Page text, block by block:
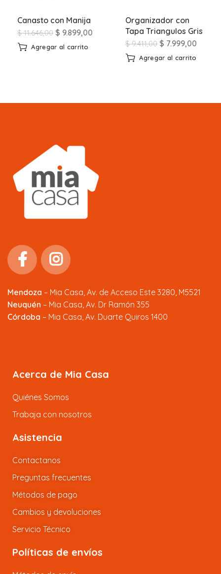
Canasto con Manija
$11.646,00 $ 9.899,00
Agregar al carrito
Organizador con
Tapa Triangulos Gris
$9.411,00 $ 7.999,00
Agregar al carrito
Mendoza – Mia Casa, Av. de Acceso Este 3280, M5521
Neuquén – Mia Casa, Av. Dr Ramón 355
Córdoba – Mia Casa, Av. Duarte Quiros 1400
Acerca de Mia Casa
Quiénes Somos
Trabaja con nosotros
Asistencia
Contactanos
Preguntas frecuentes
Métodos de pago
Cambios y devoluciones
Servicio Técnico
Políticas de envíos